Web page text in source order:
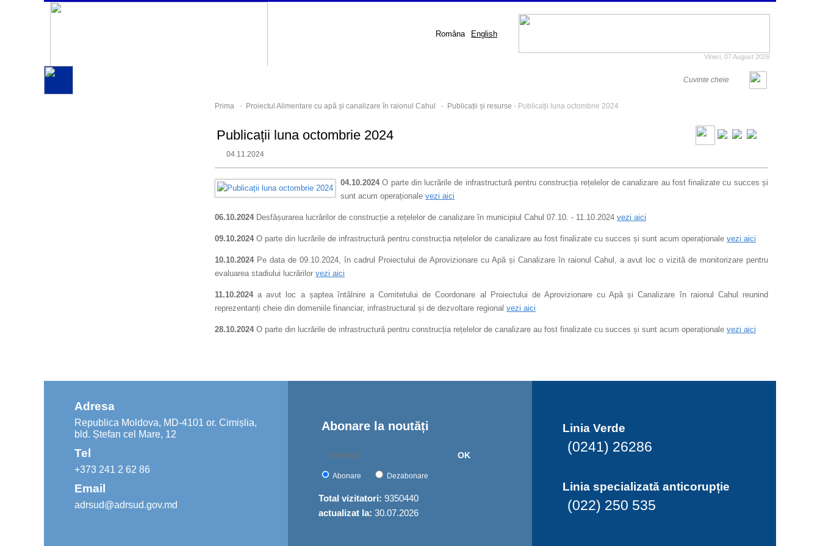
Româna English
Vineri, 07 August 2026
Prima - Proiectul Alimentare cu apă și canalizare în raionul Cahul - Publicații și resurse - Publicații luna octombrie 2024
Publicații luna octombrie 2024
04.11.2024
04.10.2024O parte din lucrările de infrastructură pentru construcția rețelelor de canalizare au fost finalizate cu succes și
sunt acum operaționale vezi aici
06.10.2024 Desfășurarea lucrărilor de construcție a rețelelor de canalizare în municipiul Cahul 07.10. - 11.10.2024 vezi aici
09.10.2024 O parte din lucrările de infrastructură pentru construcția rețelelor de canalizare au fost finalizate cu succes și sunt acum operaționale vezi aici
10.10.2024Pe data de 09.10.2024, în cadrul Proiectului de Aprovizionare cu Apă și Canalizare în raionul Cahul, a avut loc o vizită de monitorizare pentru
evaluarea stadiului lucrărilor vezi aici
11.10.2024a avut loc a șaptea întâlnire a Comitetului de Coordonare al Proiectului de Aprovizionare cu Apă și Canalizare în raionul Cahul reunind
reprezentanți cheie din domeniile financiar, infrastructural și de dezvoltare regional vezi aici
28.10.2024O parte din lucrările de infrastructură pentru construcția rețelelor de canalizare au fost finalizate cu succes și sunt acum operaționale vezi aici
Adresa
Republica Moldova, MD-4101 or. Cimișlia,
bld. Ștefan cel Mare, 12
Tel
+373 241 2 62 86
Email
adrsud@adrsud.gov.md
Abonare la noutăți
OK
Abonare Dezabonare
Total vizitatori: 9350440
actualizat la: 30.07.2026
Linia Verde
(0241) 26286
Linia specializată anticorupție
(022) 250 535